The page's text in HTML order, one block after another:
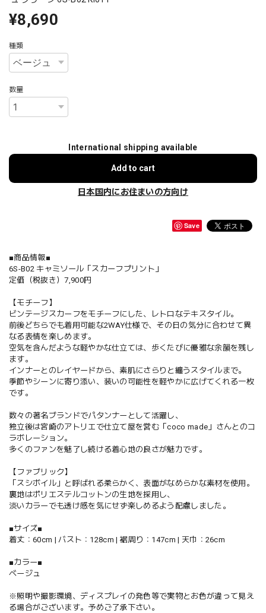
¥8,690
種類
数量
International shipping available
Add to cart
日本国内にお住まいの方向け
Save
■商品情報■
6S-B02 キャミソール「スカーフプリント」
定価（税抜き）7,900円
【モチーフ】
ビンテージスカーフをモチーフにした、レトロなテキスタイル。
前後どちらでも着用可能な2WAY仕様で、その日の気分に合わせて異
なる表情を楽しめます。
空気を含んだような軽やかな仕立ては、歩くたびに優雅な余韻を残し
ます。
インナーとのレイヤードから、素肌にさらりと纏うスタイルまで。
季節やシーンに寄り添い、装いの可能性を軽やかに広げてくれる一枚
です。
数々の著名ブランドでパタンナーとして活躍し、
独立後は宮崎のアトリエで仕立て屋を営む「coco made」さんとのコ
ラボレーション。
多くのファンを魅了し続ける着心地の良さが魅力です。
【ファブリック】
「スシボイル」と呼ばれる柔らかく、表面がなめらかな素材を使用。
裏地はポリエステルコットンの生地を採用し、
淡いカラーでも透け感を気にせず楽しめるよう配慮しました。
■サイズ■
着丈：60cm | バスト：128cm | 裾周り：147cm | 天巾：26cm
■カラー■
ベージュ
※照明や撮影環境、ディスプレイの発色等で実物とお色が違って見え
る場合がございます。予めご了承下さい。